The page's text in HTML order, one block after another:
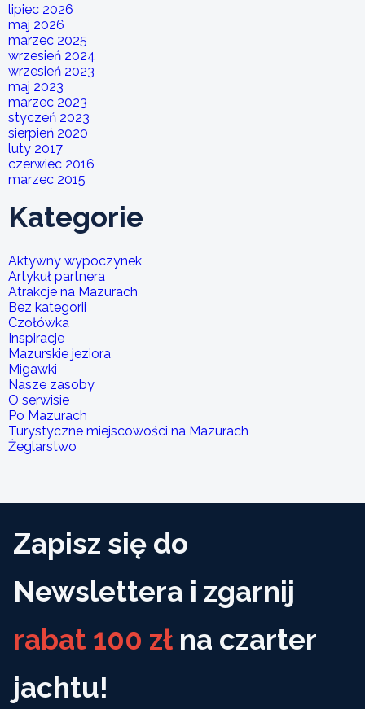
lipiec 2026
maj 2026
marzec 2025
wrzesień 2024
wrzesień 2023
maj 2023
marzec 2023
styczeń 2023
sierpień 2020
luty 2017
czerwiec 2016
marzec 2015
Kategorie
Aktywny wypoczynek
Artykuł partnera
Atrakcje na Mazurach
Bez kategorii
Czołówka
Inspiracje
Mazurskie jeziora
Migawki
Nasze zasoby
O serwisie
Po Mazurach
Turystyczne miejscowości na Mazurach
Żeglarstwo
Zapisz się do
Newslettera i zgarnij
rabat 100 zł na czarter
jachtu!